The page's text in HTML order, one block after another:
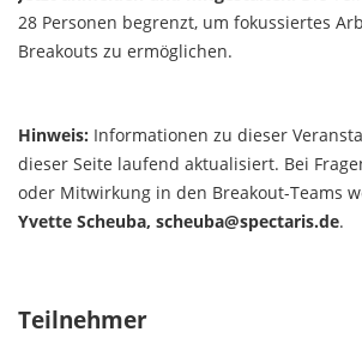
28 Personen begrenzt, um fokussiertes
Breakouts zu ermöglichen.
Hinweis: Informationen zu dieser
dieser Seite laufend aktualisiert. Bei
oder Mitwirkung in den Breakout-Teams
Yvette Scheuba, scheuba@spectaris.de.
Teilnehmer